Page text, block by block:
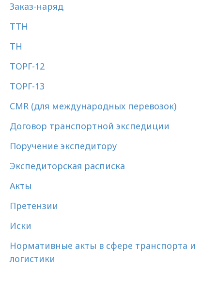
Заказ-наряд
ТТН
ТН
ТОРГ-12
ТОРГ-13
CMR (для международных перевозок)
Договор транспортной экспедиции
Поручение экспедитору
Экспедиторская расписка
Акты
Претензии
Иски
Нормативные акты в сфере транспорта и
логистики